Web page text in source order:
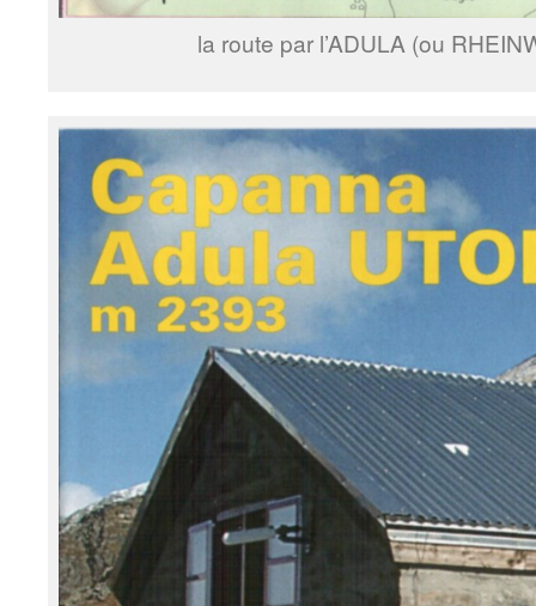
la route par l’ADULA (ou